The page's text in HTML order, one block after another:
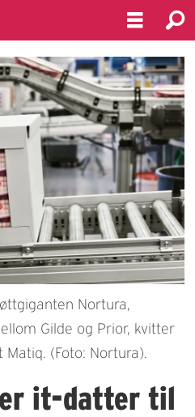
Nortura,
Gilde og Prior, kvitter
(Foto: Nortura).
it-datter til